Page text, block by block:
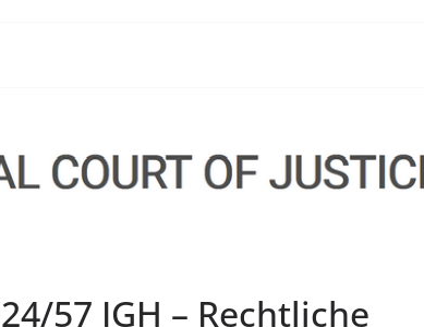
57 IGH – Rechtliche